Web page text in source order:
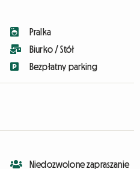
Pralka
Biurko / Stół
Bezpłatny parking
Niedozwolone zapraszanie